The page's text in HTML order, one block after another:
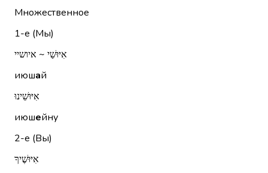
Множественное
1-е (Мы)
אִיּוּשַׁי ~ איושיי
июшай
אִיּוּשֵׁינוּ
июшейну
2-е (Вы)
אִיּוּשֶׁיךָ